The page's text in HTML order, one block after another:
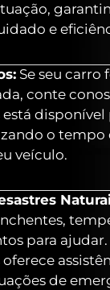
e
Se seu carro
conte
o tempo
veículo.
para ajudar.
de